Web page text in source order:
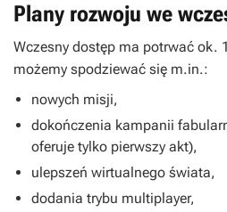
Plany rozwoju we
Wczesny dostęp ma potrwać ok.
możemy spodziewać się m.in.:
nowych misji,
dokończenia kampanii
oferuje tylko pierwszy akt),
ulepszeń wirtualnego świata,
dodania trybu multiplayer,